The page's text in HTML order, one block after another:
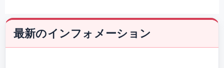
話～ 2025/9/28
放送 今回のテーマ
は「ありがとう！
ストーリーボイ
話～ 2025/9/21放
送 今回のテーマは
「ありがとう！ス
トーリーボイス」
2025/9/14放送 今
ィ」
最新のインフォメーション